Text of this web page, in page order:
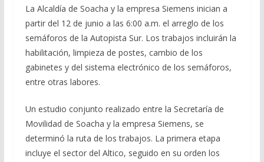
La Alcaldía de Soacha y la empresa Siemens inician a
partir del 12 de junio a las 6:00 a.m. el arreglo de los
semáforos de la Autopista Sur. Los trabajos incluirán la
habilitación, limpieza de postes, cambio de los
gabinetes y del sistema electrónico de los semáforos,
entre otras labores.
Un estudio conjunto realizado entre la Secretaría de
Movilidad de Soacha y la empresa Siemens, se
determinó la ruta de los trabajos. La primera etapa
incluye el sector del Altico, seguido en su orden los